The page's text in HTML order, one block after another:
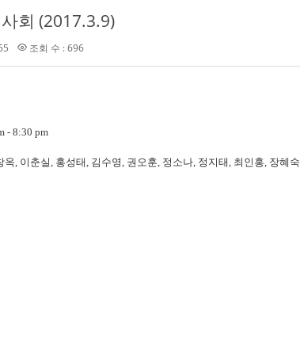
회 (2017.3.9)
조회 수 : 696
- 8:30 pm
, 이춘실, 홍성태, 김수영, 권오훈, 정소나, 정지태, 최인홍, 장혜숙